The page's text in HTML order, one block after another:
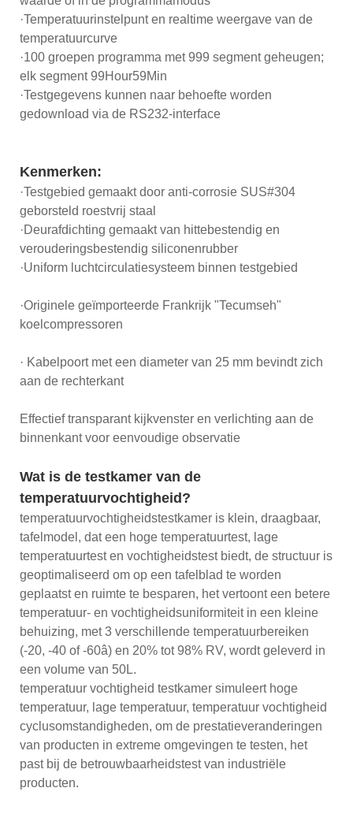
·Temperatuurinstelpunt en realtime weergave van de
temperatuurcurve
·100 groepen programma met 999 segment geheugen;
elk segment 99Hour59Min
·Testgegevens kunnen naar behoefte worden
gedownload via de RS232-interface
Kenmerken:
·Testgebied gemaakt door anti-corrosie SUS#304
geborsteld roestvrij staal
·Deurafdichting gemaakt van hittebestendig en
verouderingsbestendig siliconenrubber
·Uniform luchtcirculatiesysteem binnen testgebied
·Originele geïmporteerde Frankrijk "Tecumseh"
koelcompressoren
· Kabelpoort met een diameter van 25 mm bevindt zich
aan de rechterkant
Effectief transparant kijkvenster en verlichting aan de
binnenkant voor eenvoudige observatie
Wat is de testkamer van de
temperatuurvochtigheid?
temperatuurvochtigheidstestkamer is klein, draagbaar,
tafelmodel, dat een hoge temperatuurtest, lage
temperatuurtest en vochtigheidstest biedt, de structuur is
geoptimaliseerd om op een tafelblad te worden
geplaatst en ruimte te besparen, het vertoont een betere
temperatuur- en vochtigheidsuniformiteit in een kleine
behuizing, met 3 verschillende temperatuurbereiken
(-20, -40 of -60â) en 20% tot 98% RV, wordt geleverd in
een volume van 50L.
temperatuur vochtigheid testkamer simuleert hoge
temperatuur, lage temperatuur, temperatuur vochtigheid
cyclusomstandigheden, om de prestatieveranderingen
van producten in extreme omgevingen te testen, het
past bij de betrouwbaarheidstest van industriële
producten.